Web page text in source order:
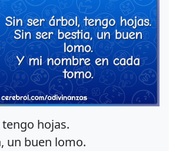
hojas.
un buen lomo.